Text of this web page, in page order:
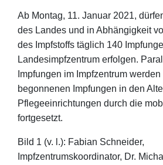
Ab Montag, 11. Januar 2021,
des Landes und in Abhängigkeit
des Impfstoffs täglich 140
Landesimpfzentrum erfolgen.
Impfungen im Impfzentrum
begonnenen Impfungen in den
Pflegeeinrichtungen durch die
fortgesetzt.
Bild 1 (v. l.): Fabian Schneider,
Impfzentrumskoordinator, Dr.